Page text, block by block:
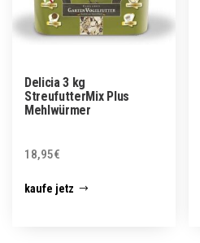
Delicia 3 kg
StreufutterMix Plus
Mehlwürmer
18,95€
kaufe jetz